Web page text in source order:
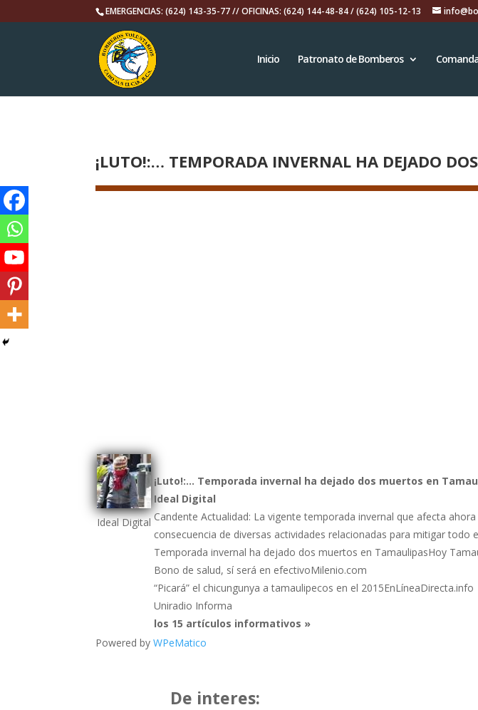
EMERGENCIAS: (624) 143-35-77 // OFICINAS: (624) 144-48-84 / (624) 105-12-13
Inicio Patronato de Bomberos
¡LUTO!:… TEMPORADA INVERNAL HA DEJADO
Ideal Digital
¡Luto!:… Temporada invernal ha dejado dos muertos en
Ideal Digital
Candente Actualidad: La vigente temporada invernal que afecta
consecuencia de diversas actividades relacionadas para mitigar
Temporada invernal ha dejado dos muertos en TamaulipasHoy
Bono de salud, sí será en efectivoMilenio.com
“Picará” el chicungunya a tamaulipecos en el 2015EnLíneaDirecta.info
Uniradio Informa
los 15 artículos informativos »
Powered byWPeMatico
De interes: